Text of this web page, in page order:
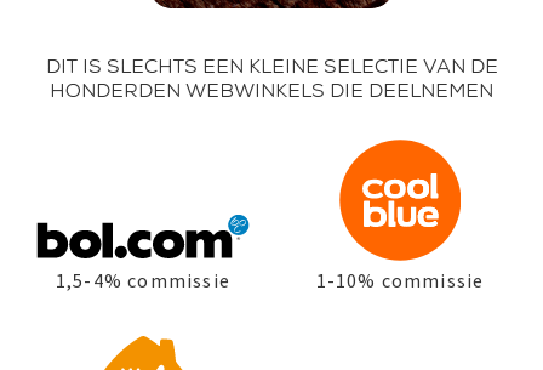
Dit is slechts een kleine selectie van de
honderden webwinkels die deelnemen
1,5-4% commissie 1-10% commissie